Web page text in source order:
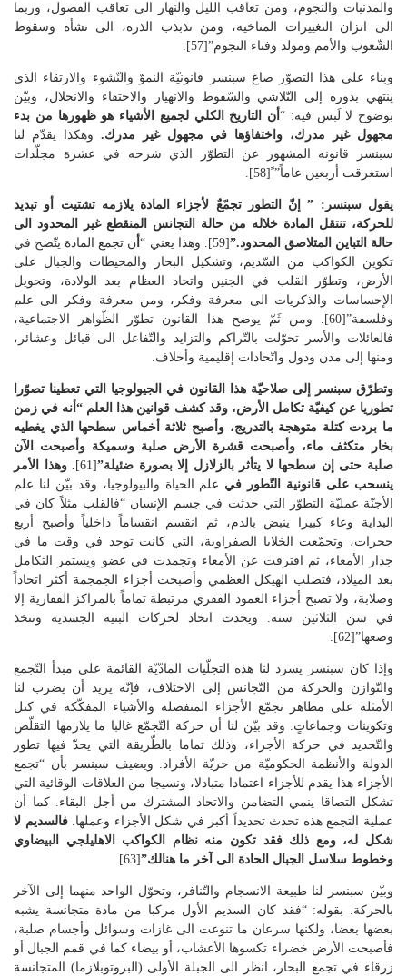
والمذنبات والنجوم، ومن تعاقب الليل والنهار الى تعاقب الفصول، وربما
الى اتزان التغييرات المناخية، ومن تذبذب الذرة، الى نشأة وسقوط
الشّعوب والأمم ومولد وفناء النجوم”[57].
وبناء على هذا التصوّر صاغ سبنسر قانونيّة النموّ والنّشوء والارتقاء الذي
ينتهي بدوره إلى التّلاشي والسّقوط والانهيار والاختفاء والانحلال، وبيّن
بوضوح لا لَبس فيه: “ أن التاريخ الكلي لجميع الأشياء هو ظهورها من بدء
مجهول غير مدرك، واختفاؤها في مجهول غير مدرك. وهكذا يقدّم لنا
سبنسر قانونه المشهور عن التطوّر الذي شرحه في عشرة مجلّدات
استغرقت أربعين عاماً” ً[58].
يقول سبنسر: ” إنّ التطور تجمّعٌ لأجزاء المادة يلازمه تشتيت أو تبديد
للحركة، تنتقل المادة خلاله من حالة التجانس المنقطع غير المحدود الى
حالة التباين المتلاصق المحدود.”[59]. وهذا يعني “ أ ن تجمع المادة يتّضح في
تكوين الكواكب من السّديم، وتشكيل البحار والمحيطات والجبال على
الأرض، وتطوّر القلب في الجنين واتحاد العظام بعد الولادة، وتحويل
الإحساسات والذكريات الى معرفة وفكر، ومن معرفة وفكر الى علم
وفلسفة”[60]. ومن ثَمّ يوضح هذا القانون تطوّر الظّواهر الاجتماعية،
فالعائلات والأسر تحوّلت بالتّراكم والتزايد والتّفاعل الى قبائل وعشائر،
ومنها إلى مدن ودول واتّحادات إقليمية وأحلاف.
وتطرّق سبنسر إلى صلاحيّة هذا القانون في الجيولوجيا التي تعطينا تصوّرا
تطوريا عن كيفيّة تكامل الأرض، وقد كشف قوانين هذا العلم “أنه في زمن
ما بردت كتلة متوهجة بالتدريج، وأصبح ثلاثة أخماس سطحها الذي يغطيه
بخار متكثف ماء، وأصبحت قشرة الأرض صلبة وسميكة وأصبحت الآن
صلبة حتى إن سطحها لا يتأثر بالزلازل إلا بصورة ضئيلة”[61]
. وهذا الأمر
ينسحب على قانونية التّطور في علم الحياة والبيولوجيا، وقد بيّن لنا علم
الأجنّة عمليّة التطوّر التي حدثت في جسم الإنسان “فالقلب مثلاً كان في
البداية وعاء كبيرا ينبض بالدم، ثم انقسم انقساماً داخلياً وأصبح أربع
حجرات، وتجمّعت الخلايا الصفراوية، التي كانت توجد في وقت ما في
جدار الأمعاء، ثم افترقت عن الأمعاء وتجمدت في عضو ويستمر التكامل
بعد الميلاد، فتصلب الهيكل العظمي وأصبحت أجزاء الجمجمة أكثر اتحاداً
وصلابة، ولا تصبح أجزاء العمود الفقري مرتبطة تماماً بالمراكز الفقارية إلا
في سن الثلاثين سنة. ويحدث اتحاد لحركات البنية الجسدية وتتخذ
وضعها”[62].
وإذا كان سبنسر يسرد لنا هذه التجلّيات المادّيّة القائمة على مبدأ التّجمع
والتّوازن والحركة من التّجانس إلى الاختلاف، فإنّه يريد أن يضرب لنا
الأمثلة على مظاهر تجمّع الأجزاء المنفصلة والأشياء المفكّكة في كتل
وتكوينات وجماعاتٍ. وقد بيّن لنا أن حركة التّجمّع غالبا ما يلازمها التقلّص
والتّحديد في حركة الأجزاء، وذلك تماما بالطّريقة التي يحدّ فيها تطور
الدولة والأنظمة الحكوميّة من حريّة الأفراد. ويضيف سبنسر بأن “تجمع
الأجزاء هذا يقدم للأجزاء اعتمادا متبادلا، ونسيجا من العلاقات الوقائية التي
تشكل التصاقا ينمي التضامن والاتحاد المشترك من أجل البقاء. كما أن
عملية التجمع هذه تحدث تحديداً أكبر في شكل الأجزاء وعملها.فالسديم لا
شكل له، ومع ذلك فقد تكون منه نظام الكواكب الاهليلجي البيضاوي
وخطوط سلاسل الجبال الحادة الى آخر ما هنالك”[63].
وبيّن سبنسر لنا طبيعة الانسجام والتّنافر، وتحوّل الواحد منهما إلى الآخر
بالحركة. بقوله: “فقد كان السديم الأول مركبا من مادة متجانسة يشبه
بعضها بعضا، ولكنها سرعان ما تنوعت الى غازات وسوائل وأجسام صلبة،
فأصبحت الأرض خضراء تكسوها الأعشاب، أو بيضاء كما في قمم الجبال أو
زرقاء في تجمع البحار، انظر الى الجبلة الأولى (البروتوبلازما) المتجانسة